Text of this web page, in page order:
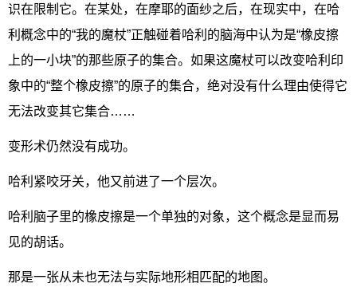
识在限制它。在某处，在摩耶的面纱之后，在现实中，在哈
利概念中的“我的魔杖”正触碰着哈利的脑海中认为是“橡皮擦
上的一小块”的那些原子的集合。如果这魔杖可以改变哈利印
象中的“整个橡皮擦”的原子的集合，绝对没有什么理由使得它
无法改变其它集合……
变形术仍然没有成功。
哈利紧咬牙关，他又前进了一个层次。
哈利脑子里的橡皮擦是一个单独的对象，这个概念是显而易
见的胡话。
那是一张从未也无法与实际地形相匹配的地图。